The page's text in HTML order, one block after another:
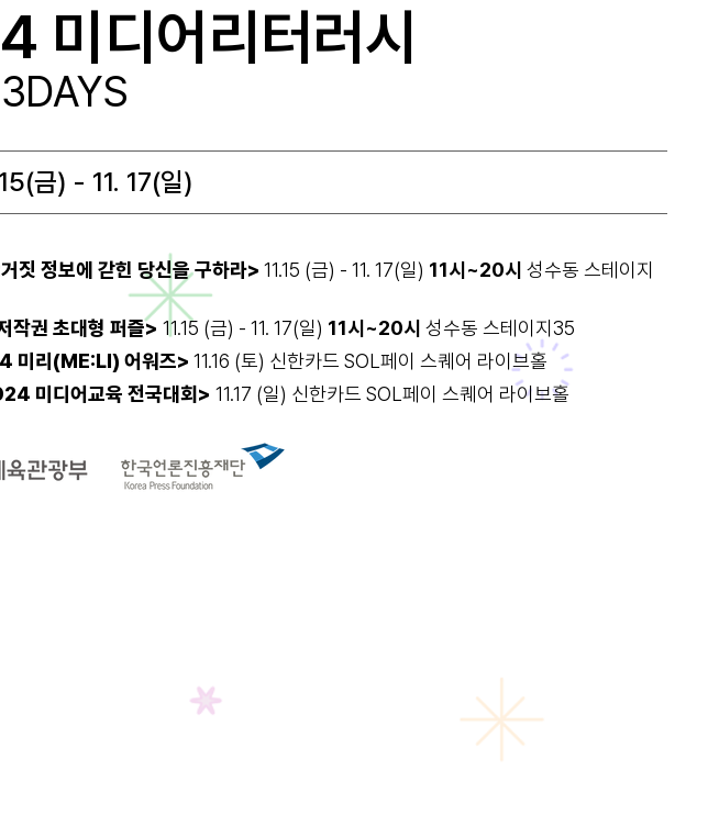
미디어리터러시
금) - 11. 17(일)
짓 정보에 갇힌 당신을 구하라> 11.15 (금) - 11. 17(일) 11시~20시 성수동 스테이지
작권 초대형 퍼즐> 11.15 (금) - 11. 17(일) 11시~20시 성수동 스테이지35
미리(ME:LI) 어워즈> 11.16 (토) 신한카드 SOL페이 스퀘어 라이브홀
미디어교육 전국대회> 11.17 (일) 신한카드 SOL페이 스퀘어 라이브홀